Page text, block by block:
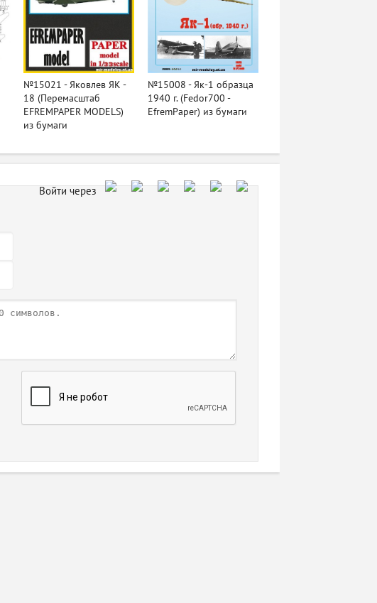
№15021 - Яковлев ЯК -
18 (Перемасштаб
EFREMPAPER MODELS)
из бумаги
№15008 - Як-1 образца
1940 г. (Fedor700 -
EfremPaper) из бумаги